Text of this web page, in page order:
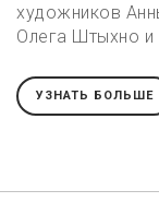
художников
Олега Штыхно и
УЗНАТЬ БОЛЬШЕ